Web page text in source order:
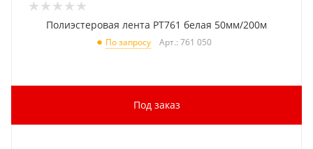
Полиэстеровая лента PT761 белая 50мм/200м
По запросу Арт.: 761 050
Под заказ